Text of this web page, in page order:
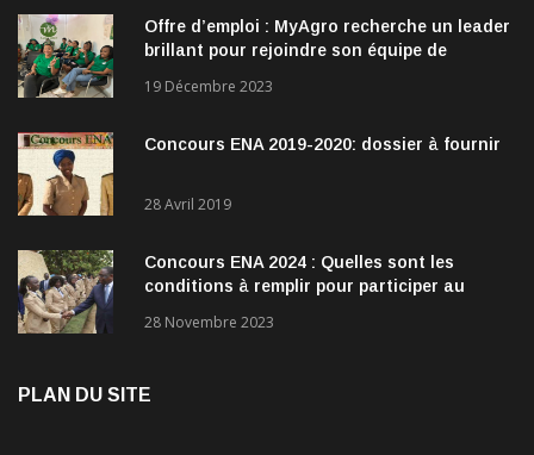
Offre d’emploi : MyAgro recherche un leader
brillant pour rejoindre son équipe de
19 Décembre 2023
Concours ENA 2019-2020: dossier à fournir
28 Avril 2019
Concours ENA 2024 : Quelles sont les
conditions à remplir pour participer au
28 Novembre 2023
PLAN DU SITE